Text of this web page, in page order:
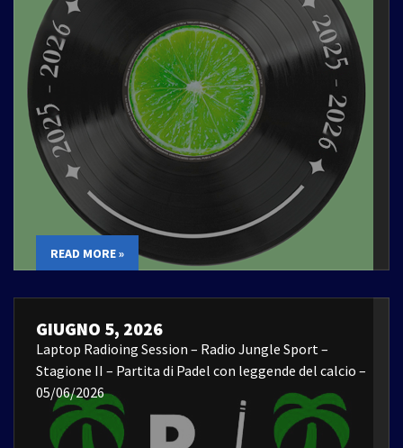
READ MORE »
GIUGNO 5, 2026
Laptop Radioing Session – Radio Jungle Sport –
Stagione II – Partita di Padel con leggende del calcio –
05/06/2026